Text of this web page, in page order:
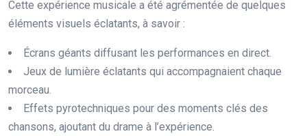
Cette expérience musicale a été agrémentée de quelques
éléments visuels éclatants, à savoir :
Écrans géants diffusant les performances en direct.
Jeux de lumière éclatants qui accompagnaient chaque
morceau.
Effets pyrotechniques pour des moments clés des
chansons, ajoutant du drame à l’expérience.